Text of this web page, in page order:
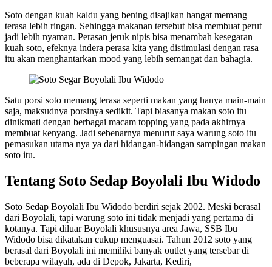
Soto dengan kuah kaldu yang bening disajikan hangat memang
terasa lebih ringan. Sehingga makanan tersebut bisa membuat perut
jadi lebih nyaman. Perasan jeruk nipis bisa menambah kesegaran
kuah soto, efeknya indera perasa kita yang distimulasi dengan rasa
itu akan menghantarkan mood yang lebih semangat dan bahagia.
Satu porsi soto memang terasa seperti makan yang hanya main-main
saja, maksudnya porsinya sedikit. Tapi biasanya makan soto itu
dinikmati dengan berbagai macam topping yang pada akhirnya
membuat kenyang. Jadi sebenarnya menurut saya warung soto itu
pemasukan utama nya ya dari hidangan-hidangan sampingan makan
soto itu.
Tentang Soto Sedap Boyolali Ibu Widodo
Soto Sedap Boyolali Ibu Widodo berdiri sejak 2002. Meski berasal
dari Boyolali, tapi warung soto ini tidak menjadi yang pertama di
kotanya. Tapi diluar Boyolali khususnya area Jawa, SSB Ibu
Widodo bisa dikatakan cukup menguasai. Tahun 2012 soto yang
berasal dari Boyolali ini memiliki banyak outlet yang tersebar di
beberapa wilayah, ada di Depok, Jakarta, Kediri,